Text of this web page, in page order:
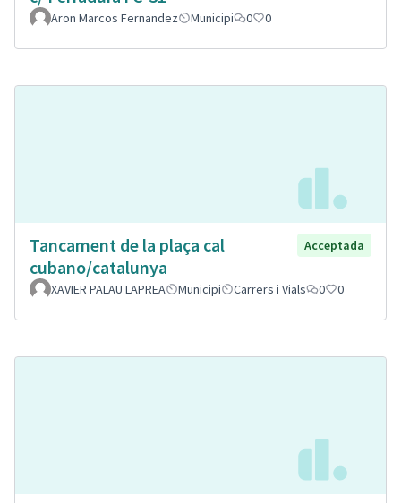
Aron Marcos Fernandez Municipi 0 0
Tancament de la plaça cal
cubano/catalunya
Acceptada
XAVIER PALAU LAPREA Municipi Carrers i Vials 0 0